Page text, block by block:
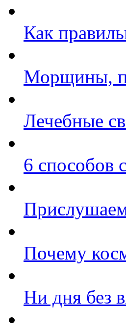
Как
Морщины,
Лечебные
6 способов
Почему
Ни дня без